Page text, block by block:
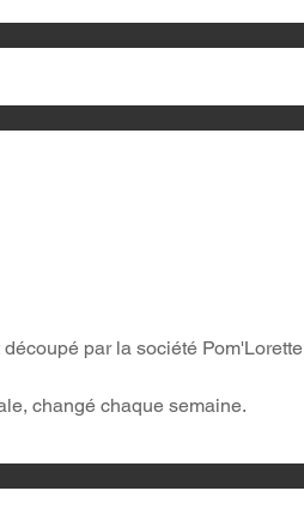
par la société Pom'Lorette
changé chaque semaine.